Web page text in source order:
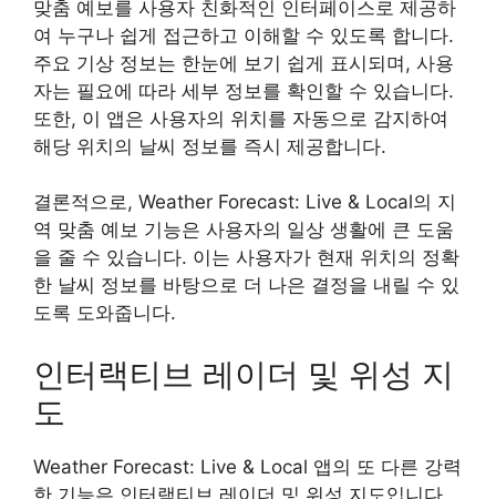
맞춤 예보를 사용자 친화적인 인터페이스로 제공하
여 누구나 쉽게 접근하고 이해할 수 있도록 합니다.
주요 기상 정보는 한눈에 보기 쉽게 표시되며, 사용
자는 필요에 따라 세부 정보를 확인할 수 있습니다.
또한, 이 앱은 사용자의 위치를 자동으로 감지하여
해당 위치의 날씨 정보를 즉시 제공합니다.
결론적으로, Weather Forecast: Live & Local의 지
역 맞춤 예보 기능은 사용자의 일상 생활에 큰 도움
을 줄 수 있습니다. 이는 사용자가 현재 위치의 정확
한 날씨 정보를 바탕으로 더 나은 결정을 내릴 수 있
도록 도와줍니다.
인터랙티브 레이더 및 위성 지
도
Weather Forecast: Live & Local 앱의 또 다른 강력
한 기능은 인터랙티브 레이더 및 위성 지도입니다.